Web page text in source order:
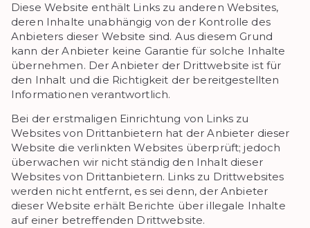
Diese Website enthält Links zu anderen Websites,
deren Inhalte unabhängig von der Kontrolle des
Anbieters dieser Website sind. Aus diesem Grund
kann der Anbieter keine Garantie für solche Inhalte
übernehmen. Der Anbieter der Drittwebsite ist für
den Inhalt und die Richtigkeit der bereitgestellten
Informationen verantwortlich.
Bei der erstmaligen Einrichtung von Links zu
Websites von Drittanbietern hat der Anbieter dieser
Website die verlinkten Websites überprüft; jedoch
überwachen wir nicht ständig den Inhalt dieser
Websites von Drittanbietern. Links zu Drittwebsites
werden nicht entfernt, es sei denn, der Anbieter
dieser Website erhält Berichte über illegale Inhalte
auf einer betreffenden Drittwebsite.